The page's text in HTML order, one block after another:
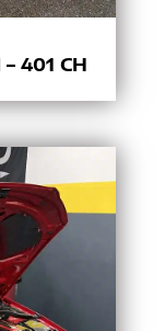
401 CH